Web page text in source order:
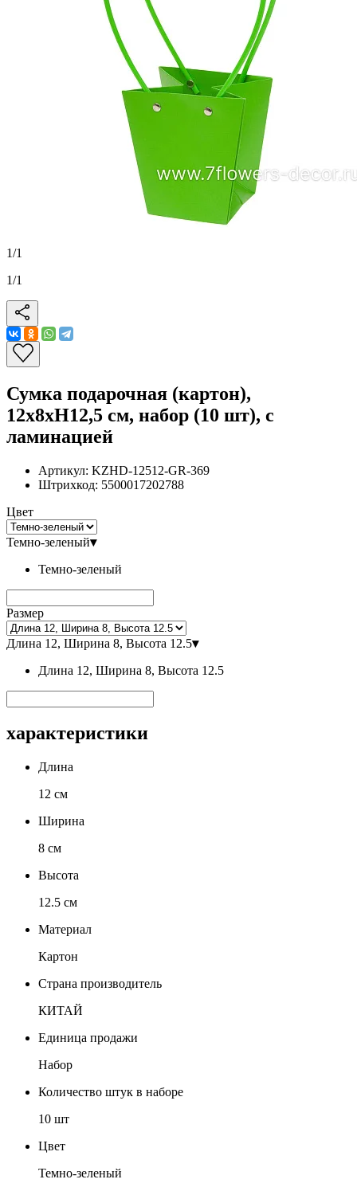
1/1
1/1
Сумка подарочная (картон),
12x8xH12,5 см, набор (10 шт), с
ламинацией
Артикул: KZHD-12512-GR-369
Штрихкод: 5500017202788
Цвет
Темно-зеленый▾
Темно-зеленый
Размер
Длина 12, Ширина 8, Высота 12.5▾
Длина 12, Ширина 8, Высота 12.5
характеристики
Длина
12 см
Ширина
8 см
Высота
12.5 см
Материал
Картон
Страна производитель
КИТАЙ
Единица продажи
Набор
Количество штук в наборе
10 шт
Цвет
Темно-зеленый